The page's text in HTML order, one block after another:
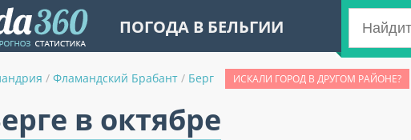
ПОГОДА В БЕЛЬГИИ
/ Фламандский Брабант / Берг ИСКАЛИ ГОРОД В ДРУГОМ РАЙОНЕ?
в октябре